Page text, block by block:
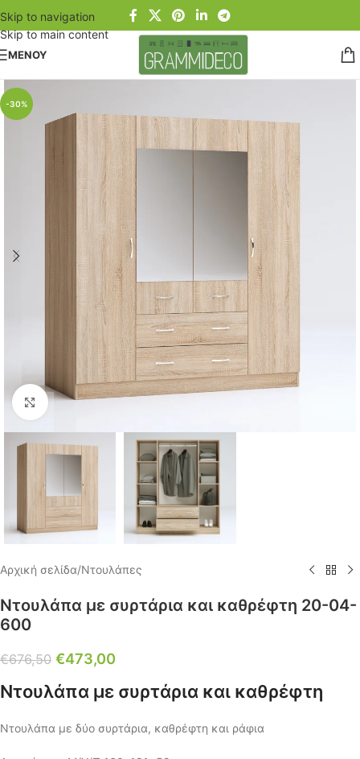
Skip to navigation
Skip to main content
ΜΕΝΟΥ
-30%
Click to enlarge
Αρχική σελίδα/Ντουλάπες
Ντουλάπα με συρτάρια και καθρέφτη 20-04-
600
€676,50 €473,00
Ντουλάπα με συρτάρια και καθρέφτη
Ντουλάπα με δύο συρτάρια, καθρέφτη και ράφια